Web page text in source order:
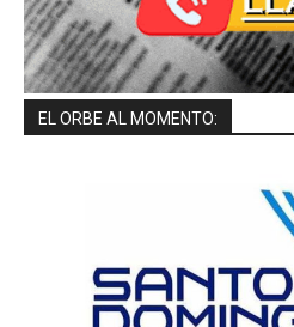
EL ORBE AL MOMENTO: